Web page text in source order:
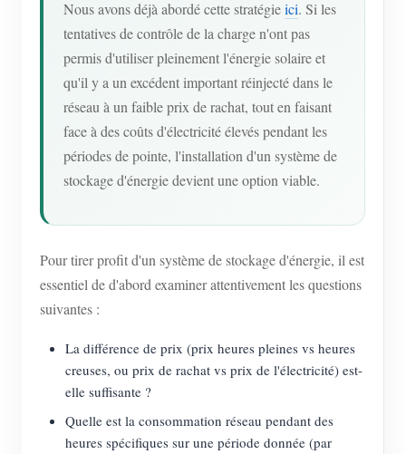
Nous avons déjà abordé cette stratégieici. Si les
tentatives de contrôle de la charge n'ont pas
permis d'utiliser pleinement l'énergie solaire et
qu'il y a un excédent important réinjecté dans le
réseau à un faible prix de rachat, tout en faisant
face à des coûts d'électricité élevés pendant les
périodes de pointe, l'installation d'un système de
stockage d'énergie devient une option viable.
Pour tirer profit d'un système de stockage d'énergie, il est
essentiel de d'abord examiner attentivement les questions
suivantes :
La différence de prix (prix heures pleines vs heures
creuses, ou prix de rachat vs prix de l'électricité) est-
elle suffisante ?
Quelle est la consommation réseau pendant des
heures spécifiques sur une période donnée (par